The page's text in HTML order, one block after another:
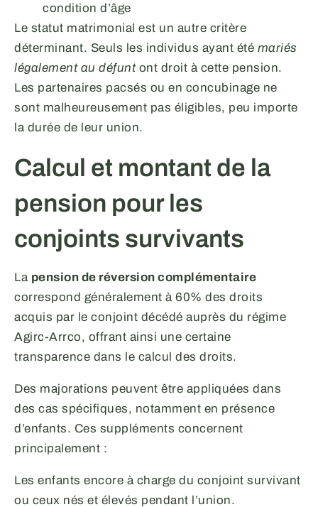
condition d’âge
Le statut matrimonial est un autre critère
déterminant. Seuls les individus ayant été mariés
légalement au défuntont droit à cette pension.
Les partenaires pacsés ou en concubinage ne
sont malheureusement pas éligibles, peu importe
la durée de leur union.
Calcul et montant de la
pension pour les
conjoints survivants
La pension de réversion complémentaire
correspond généralement à 60% des droits
acquis par le conjoint décédé auprès du régime
Agirc-Arrco, offrant ainsi une certaine
transparence dans le calcul des droits.
Des majorations peuvent être appliquées dans
des cas spécifiques, notamment en présence
d’enfants. Ces suppléments concernent
principalement :
Les enfants encore à charge du conjoint survivant
ou ceux nés et élevés pendant l’union.